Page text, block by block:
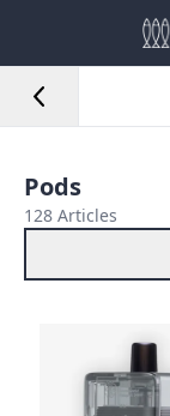
Pods
128 Articles